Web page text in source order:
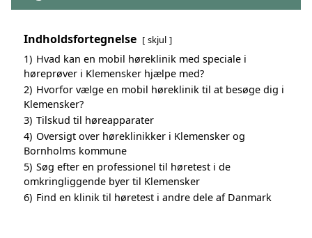
Indholdsfortegnelse skjul
1) Hvad kan en mobil høreklinik med speciale i
høreprøver i Klemensker hjælpe med?
2) Hvorfor vælge en mobil høreklinik til at besøge dig i
Klemensker?
3) Tilskud til høreapparater
4) Oversigt over høreklinikker i Klemensker og
Bornholms kommune
5) Søg efter en professionel til høretest i de
omkringliggende byer til Klemensker
6) Find en klinik til høretest i andre dele af Danmark